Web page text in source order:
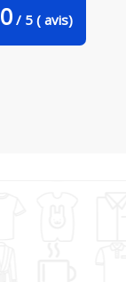
0/ 5 (avis)